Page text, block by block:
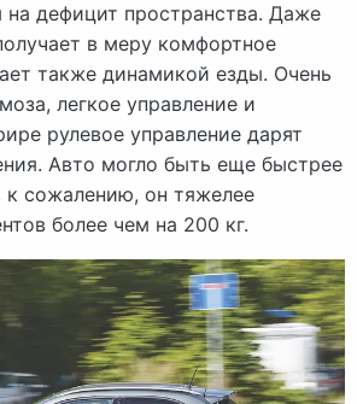
на дефицит пространства. Даже
в меру комфортное
также динамикой езды. Очень
легкое управление и
рулевое управление дарят
Авто могло быть еще быстрее
к сожалению, он тяжелее
более чем на 200 кг.